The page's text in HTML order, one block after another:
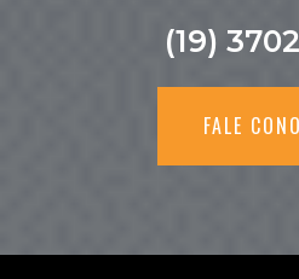
(19)
FALE